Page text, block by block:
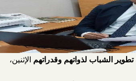
الشباب لذواتهم وقدراتهم الإثنين،